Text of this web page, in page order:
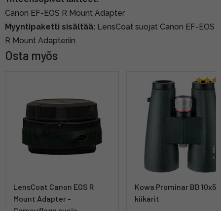
Canon EF-EOS R Mount Adapter
Myyntipaketti sisältää: LensCoat suojat Canon EF-EOS
R Mount Adapteriin
Osta myös
LensCoat Canon EOS R
Mount Adapter -
Kowa Prominar BD 10x56
kiikarit